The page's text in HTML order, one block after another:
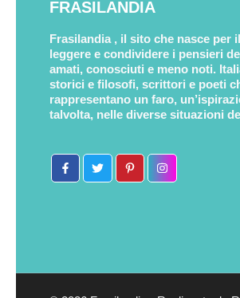
FRASILANDIA
Frasilandia , il sito che nasce per
leggere e condividere i pensieri
amati, conosciuti e meno noti.
storici e filosofi, scrittori e poeti
rappresentano un faro,
talvolta, nelle diverse situazioni